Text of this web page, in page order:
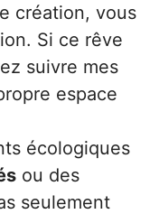
création, vous
Si ce rêve
suivre mes
espace
écologiques
ou des
seulement